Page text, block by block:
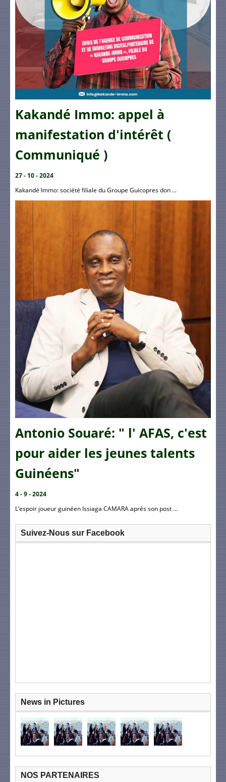
Kakandé Immo: appel à
manifestation d'intérêt (
Communiqué )
27 - 10 - 2024
Kakandé Immo: société filiale du Groupe Guicopres don ...
Antonio Souaré: " l' AFAS, c'est
pour aider les jeunes talents
Guinéens"
4 - 9 - 2024
L’espoir joueur guinéen Issiaga CAMARA après son post ...
Suivez-Nous sur Facebook
News in Pictures
NOS PARTENAIRES